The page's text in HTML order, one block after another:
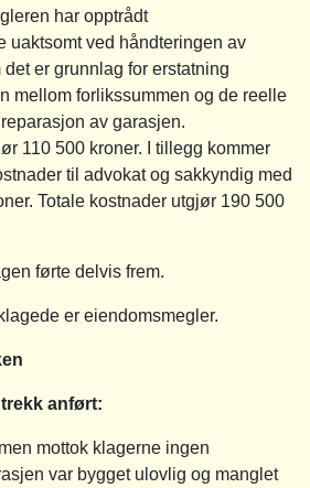
har opptrådt
uaktsomt ved håndteringen av
er grunnlag for erstatning
mellom forlikssummen og de reelle
av garasjen.
110 500 kroner. I tillegg kommer
til advokat og sakkyndig med
Totale kostnader utgjør 190 500
førte delvis frem.
er eiendomsmegler.
anført:
mottok klagerne ingen
var bygget ulovlig og manglet